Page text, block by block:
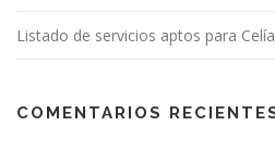
Listado de servicios aptos para
COMENTARIOS